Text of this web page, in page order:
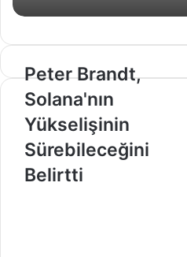
Peter
Brandt,
Solana'nın
Yükselişinin
Sürebileceğini
Belirtti
Peter Brandt,
Solana'nın
Yükselişinin
Sürebileceğini
Belirtti